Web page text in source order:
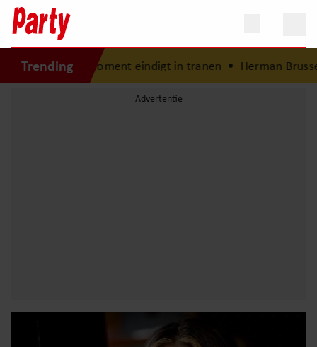
Trending
moment eindigt in tranen•Herman Brusselmans